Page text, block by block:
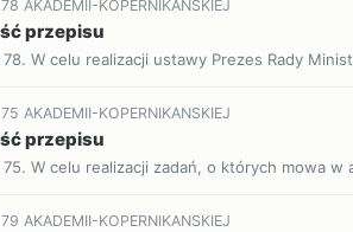
AKADEMII-KOPERNIKANSKIEJ
przepisu
W celu realizacji ustawy Prezes Rady
AKADEMII-KOPERNIKANSKIEJ
przepisu
W celu realizacji zadań, o których mowa w
AKADEMII-KOPERNIKANSKIEJ